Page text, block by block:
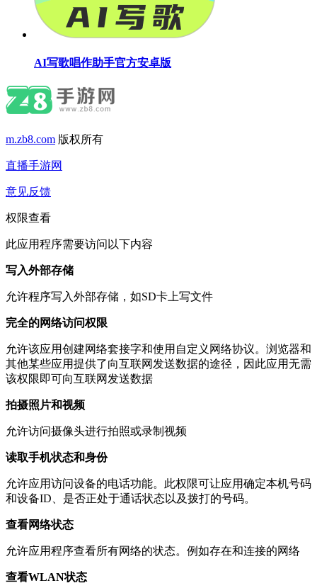
AI写歌唱作助手官方安卓版
m.zb8.com 版权所有
直播手游网
意见反馈
权限查看
此应用程序需要访问以下内容
写入外部存储
允许程序写入外部存储，如SD卡上写文件
完全的网络访问权限
允许该应用创建网络套接字和使用自定义网络协议。浏览器和
其他某些应用提供了向互联网发送数据的途径，因此应用无需
该权限即可向互联网发送数据
拍摄照片和视频
允许访问摄像头进行拍照或录制视频
读取手机状态和身份
允许应用访问设备的电话功能。此权限可让应用确定本机号码
和设备ID、是否正处于通话状态以及拨打的号码。
查看网络状态
允许应用程序查看所有网络的状态。例如存在和连接的网络
查看WLAN状态